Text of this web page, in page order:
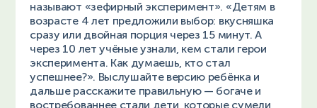
называют «зефирный эксперимент». «Детям в
возрасте 4 лет предложили выбор: вкусняшка
сразу или двойная порция через 15 минут. А
через 10 лет учёные узнали, кем стали герои
эксперимента. Как думаешь, кто стал
успешнее?». Выслушайте версию ребёнка и
дальше расскажите правильную — богаче и
востребованнее стали дети, которые сумели